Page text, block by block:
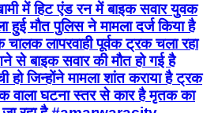
में हिट एंड रन में बाइक सवार युवक
हुई मौत पुलिस ने मामला दर्ज किया है
लापरवाही पूर्वक ट्रक चला रहा
बाइक सवार की मौत हो गई है
जिन्होंने मामला शांत कराया है ट्रक
वाला घटना स्तर से कार है मृतक का